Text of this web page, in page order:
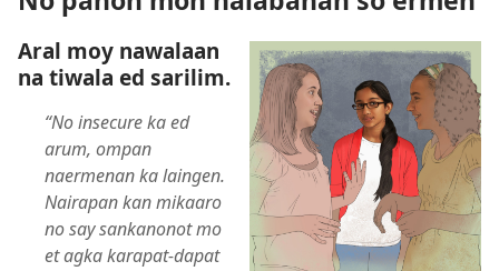
Aral moy nawalaan
na tiwala ed sarilim.
“No insecure ka ed
arum, ompan
naermenan ka laingen.
Nairapan kan mikaaro
no say sankanonot mo
et agka karapat-dapat